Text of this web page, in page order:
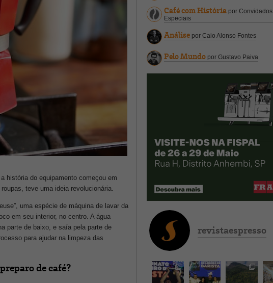
história do equipamento começou em
teve uma ideia revolucionária.
uma espécie de máquina de lavar da
em seu interior, no centro. A água
parte de baixo, e saía pela parte de
para ajudar na limpeza das
de café?
Café com História por Convidados
Especiais
Análise por Caio Alonso Fontes
Pelo Mundo por Gustavo Paiva
revistaespresso